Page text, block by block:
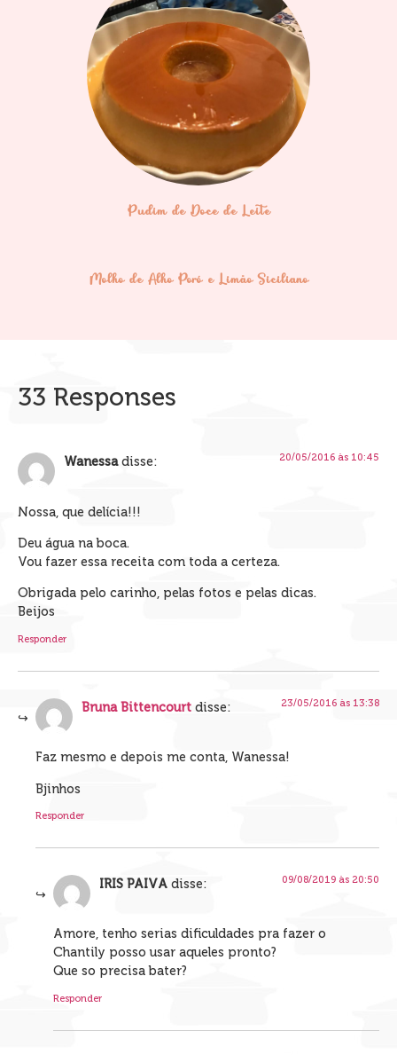
Pudim de Doce de Leite
Molho de Alho Poró e Limão Siciliano
33 Responses
Wanessa disse: 20/05/2016 às 10:45
Nossa, que delícia!!!
Deu água na boca.
Vou fazer essa receita com toda a certeza.
Obrigada pelo carinho, pelas fotos e pelas dicas.
Beijos
Responder
Bruna Bittencourt disse: 23/05/2016 às 13:38
Faz mesmo e depois me conta, Wanessa!
Bjinhos
Responder
IRIS PAIVA disse: 09/08/2019 às 20:50
Amore, tenho serias dificuldades pra fazer o
Chantily posso usar aqueles pronto?
Que so precisa bater?
Responder